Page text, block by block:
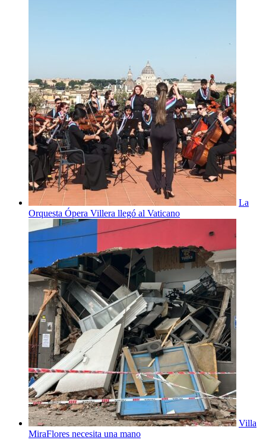
La
Orquesta Ópera Villera llegó al Vaticano
Villa
MiraFlores necesita una mano